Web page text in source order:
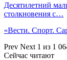
Десятилетний
столкновения с…
«Вести. Спорт.
Prev Next 1 из 1
Сейчас читают